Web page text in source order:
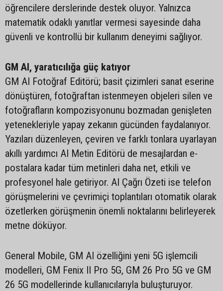
öğrencilere derslerinde destek oluyor. Yalnızca
matematik odaklı yanıtlar vermesi sayesinde daha
güvenli ve kontrollü bir kullanım deneyimi sağlıyor.
GM AI, yaratıcılığa güç katıyor
GM AI Fotoğraf Editörü; basit çizimleri sanat eserine
dönüştüren, fotoğraftan istenmeyen objeleri silen ve
fotoğrafların kompozisyonunu bozmadan genişleten
yetenekleriyle yapay zekanın gücünden faydalanıyor.
Yazıları düzenleyen, çeviren ve farklı tonlara uyarlayan
akıllı yardımcı AI Metin Editörü de mesajlardan e-
postalara kadar tüm metinleri daha net, etkili ve
profesyonel hale getiriyor. AI Çağrı Özeti ise telefon
görüşmelerini ve çevrimiçi toplantıları otomatik olarak
özetlerken görüşmenin önemli noktalarını belirleyerek
metne döküyor.
General Mobile, GM AI özelliğini yeni 5G işlemcili
modelleri, GM Fenix II Pro 5G, GM 26 Pro 5G ve GM
26 5G modellerinde kullanıcılarıyla buluşturuyor.